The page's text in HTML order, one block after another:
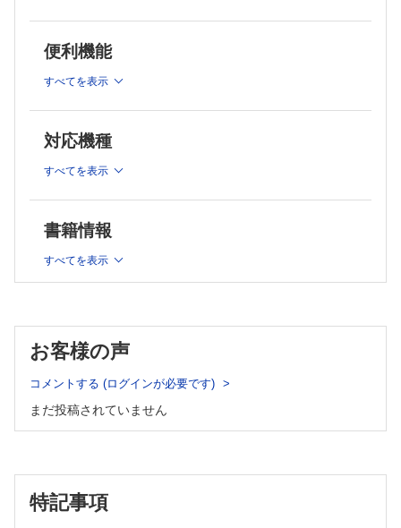
尿失禁【金城真実】
腎後性腎不全【山田大介】
連載
実践！ 画像診断Q&A―このサインを見落とすな
代男性【井窪祐美子，徳田 均】
急性期でこそ役立つ！緩和医療のエッセンス① ～疼痛に苦し
む時間を少しでも短く！オピオイドスイッチングのコツ
稔】
第1回 入院中の呼吸困難【橋本恵太郎，長崎一哉】
よく使う日常治療薬の正しい使い方
アセトアミノフェン中毒のピットフォールとアセチルシステ
典】
便利機能
すべてを表示
対応機種
すべてを表示
書籍情報
すべてを表示
お客様の声
コメントする (ログインが必要です)
まだ投稿されていません
特記事項